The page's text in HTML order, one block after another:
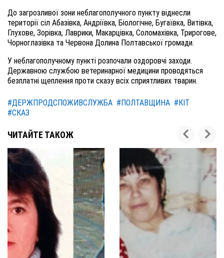
До загрозливої зони неблагополучного пункту віднесли
території сіл Абазівка, Андріївка, Біологічне, Бугаївка, Витівка,
Глухове, Зорівка, Лаврики, Макарцівка, Соломахівка, Трирогове,
Чорноглазівка та Червона Долина Полтавської громади.
У неблагополучному пункті розпочали оздоровчі заходи.
Державною службою ветеринарної медицини проводяться
безплатні щеплення проти сказу всіх сприятливих тварин.
#ДЕРЖПРОДСПОЖИВСЛУЖБА #ПОЛТАВЩИНА #КІТ
#СКАЗ
ЧИТАЙТЕ ТАКОЖ